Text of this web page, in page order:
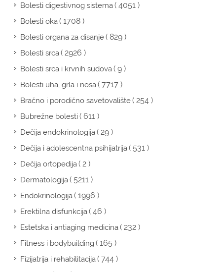
Bolesti digestivnog sistema( 4051 )
Bolesti oka( 1708 )
Bolesti organa za disanje( 829 )
Bolesti srca( 2926 )
Bolesti srca i krvnih sudova( 9 )
Bolesti uha, grla i nosa( 7717 )
Bračno i porodično savetovalište( 254 )
Bubrežne bolesti( 611 )
Dečija endokrinologija( 29 )
Dečija i adolescentna psihijatrija( 531 )
Dečija ortopedija( 2 )
Dermatologija( 5211 )
Endokrinologija( 1996 )
Erektilna disfunkcija( 46 )
Estetska i antiaging medicina( 232 )
Fitness i bodybuilding( 165 )
Fizijatrija i rehabilitacija( 744 )